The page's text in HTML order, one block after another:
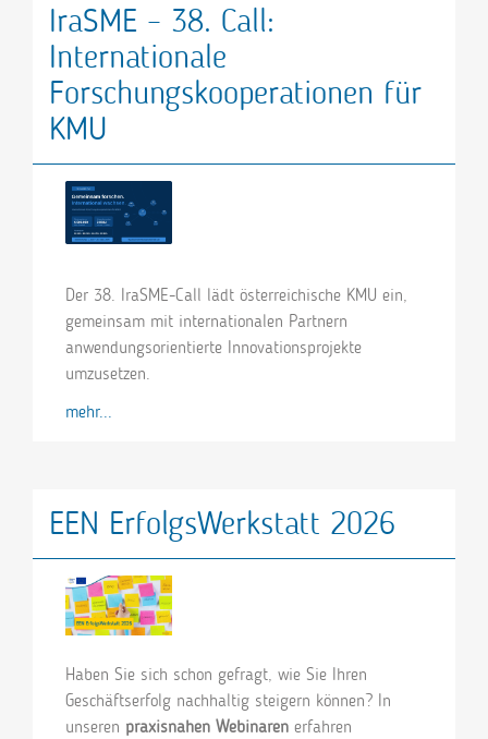
IraSME – 38. Call:
Internationale
Forschungskooperationen für
KMU
Der 38. IraSME-Call lädt österreichische KMU ein,
gemeinsam mit internationalen Partnern
anwendungsorientierte Innovationsprojekte
umzusetzen.
mehr...
EEN ErfolgsWerkstatt 2026
Haben Sie sich schon gefragt, wie Sie Ihren
Geschäftserfolg nachhaltig steigern können? In
unseren praxisnahen Webinaren erfahren